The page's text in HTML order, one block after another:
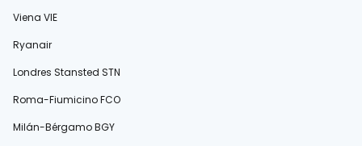
Viena VIE
Ryanair
Londres Stansted STN
Roma-Fiumicino FCO
Milán-Bérgamo BGY